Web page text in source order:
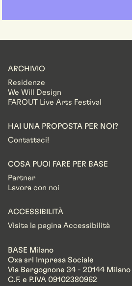
ARCHIVIO
Residenze
We Will Design
FAROUT Live Arts Festival
HAI UNA PROPOSTA PER NOI?
Contattaci!
COSA PUOI FARE PER BASE
Partner
Lavora con noi
ACCESSIBILITÀ
Visita la pagina Accessibilità
BASE Milano
Oxa srl Impresa Sociale
Via Bergognone 34 - 20144 Milano
C.F. e P.IVA 09102380962